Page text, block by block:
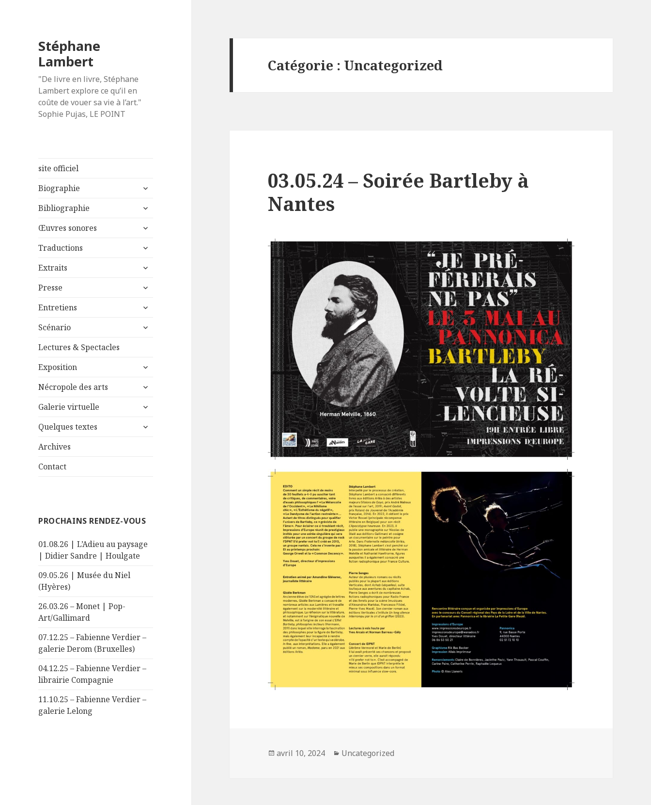
Stéphane
Lambert
"De livre en livre, Stéphane
Lambert explore ce qu’il en
coûte de vouer sa vie à l’art."
Sophie Pujas, LE POINT
site officiel
Biographie
ouvrir
sous-
Bibliographie
ouvrir
sous-
Œuvres sonores
ouvrir
sous-
Traductions
ouvrir
sous-
Extraits
ouvrir
sous-
Presse
ouvrir
sous-
Entretiens
ouvrir
sous-
Scénario
ouvrir
Lectures & Spectacles
Exposition
ouvrir
sous-
Nécropole des arts
ouvrir
sous-
Galerie virtuelle
ouvrir
sous-
Quelques textes
ouvrir
Archives
Contact
PROCHAINS RENDEZ-VOUS
01.08.26 | L’Adieu au paysage
| Didier Sandre | Houlgate
09.05.26 | Musée du Niel
(Hyères)
26.03.26 – Monet | Pop-
Art/Gallimard
07.12.25 – Fabienne Verdier –
galerie Derom (Bruxelles)
04.12.25 – Fabienne Verdier –
librairie Compagnie
11.10.25 – Fabienne Verdier –
galerie Lelong
Catégorie : Uncategorized
03.05.24 – Soirée Bartleby à
Nantes
Publié
avril 10, 2024 Catégories
Uncategorized